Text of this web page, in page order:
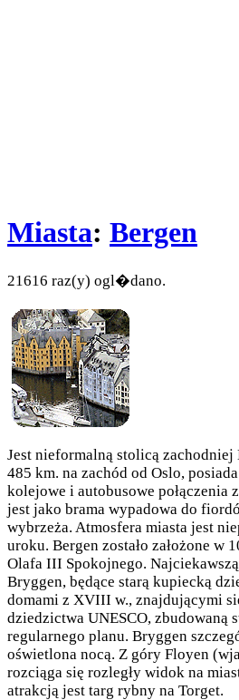
Miasta: Bergen
21616 raz(y) ogl�dano.
Jest nieformalną stolicą zachodniej
485 km. na zachód od Oslo,
kolejowe i autobusowe połączenia
jest jako brama wypadowa do
wybrzeża. Atmosfera miasta jest
uroku. Bergen zostało założone w
Olafa III Spokojnego.
Bryggen, będące starą kupiecką
domami z XVIII w., znajdującymi
dziedzictwa UNESCO, zbudowaną
regularnego planu. Bryggen
oświetlona nocą. Z góry Floyen
rozciąga się rozległy widok na
atrakcją jest targ rybny na Torget.